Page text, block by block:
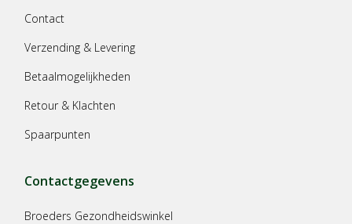
Contact
Verzending & Levering
Betaalmogelijkheden
Retour & Klachten
Spaarpunten
Contactgegevens
Broeders Gezondheidswinkel